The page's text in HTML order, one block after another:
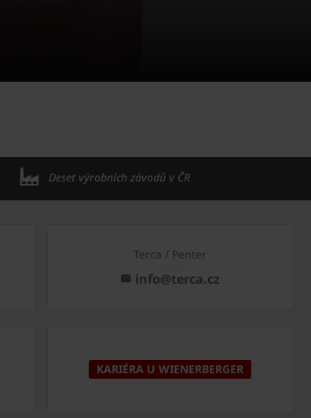
Deset výrobních závodů v ČR
Terca / Penter
info@terca.cz
KARIÉRA U WIENERBERGER